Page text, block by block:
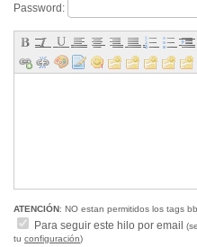
Password:
ATENCIÓN: NO estan permitidos los tags
Para seguir este hilo por email
tu configuración)